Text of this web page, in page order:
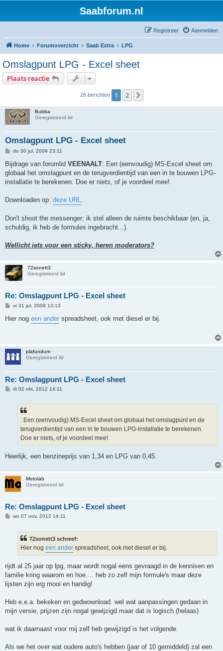
Saabforum.nl
Aanmelden
Registreer
Home Forumoverzicht Saab Extra LPG
Omslagpunt LPG - Excel sheet
Plaats reactie
26 berichten 1 2
Bubba
Geregistreerd lid
Omslagpunt LPG - Excel sheet
B
r
i
c
h
do 30 jul, 2009 23:11
Bijdrage van forumlid VEENAALT: Een (eenvoudig) MS-Excel sheet om
globaal het omslagpunt en de terugverdientijd van een in te bouwen LPG-
installatie te berekenen. Doe er niets, of je voordeel mee!
Downloaden op: deze URL.
Don't shoot the messenger; ik stel alleen de ruimte beschikbaar (en, ja,
schuldig, ik heb de formules ingebracht...).
Wellicht iets voor een sticky, heren moderators?
72sonett3
Geregistreerd lid
Re: Omslagpunt LPG - Excel sheet
B
r
vr 31 jul, 2009 13:13
Hier nog een ander spreadsheet, ook met diesel er bij.
plafundum
Geregistreerd lid
Re: Omslagpunt LPG - Excel sheet
Bdi 02 okt, 2012 14:11
: Een (eenvoudig) MS-Excel sheet om globaal het omslagpunt en de
terugverdientijd van een in te bouwen LPG-installatie te berekenen.
Doe er niets, of je voordeel mee!
Heerlijk, een benzineprijs van 1,34 en LPG van 0,45.
Motolab
Geregistreerd lid
Re: Omslagpunt LPG - Excel sheet
Bwo 07 nov, 2012 14:11
72sonett3 schreef:
Hier nog een ander spreadsheet, ook met diesel er bij.
rijdt al 25 jaar op lpg, maar wordt nogal eens gevraagd in de kennisen en
familie kring waarom en hoe.... heb zo zelf mijn formule's maar deze
lijsten zijn erg mooi en handig!
Heb e.e.a. bekeken en gedwownload. wel wat aanpassingen gedaan in
mijn versie, prijzen zijn nogal gewijzigd maar dat is logisch (helaas)
wat ik daarnaast voor mij zelf heb gewijzigd is het volgende.
Als we het over wat oudere auto's hebben (jaar of 10 gemiddeld) zal een